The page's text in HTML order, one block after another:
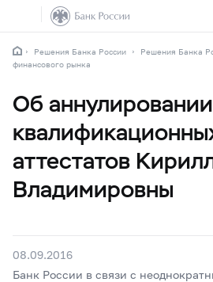
Решения Банка России
Решения Банка
финансового рынка
Об аннулировании
аттестатов
Владимировны
08.09.2016
Банк России в связи с